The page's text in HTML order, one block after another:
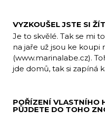
VYZKOUŠEL JSTE SI
Je to skvělé. Tak se mi
na jaře už jsou ke
(www.marinalabe.cz).
jde domů, tak si zapíná
POŘÍZENÍ VLASTNÍHO
PŮJDETE DO TOHO